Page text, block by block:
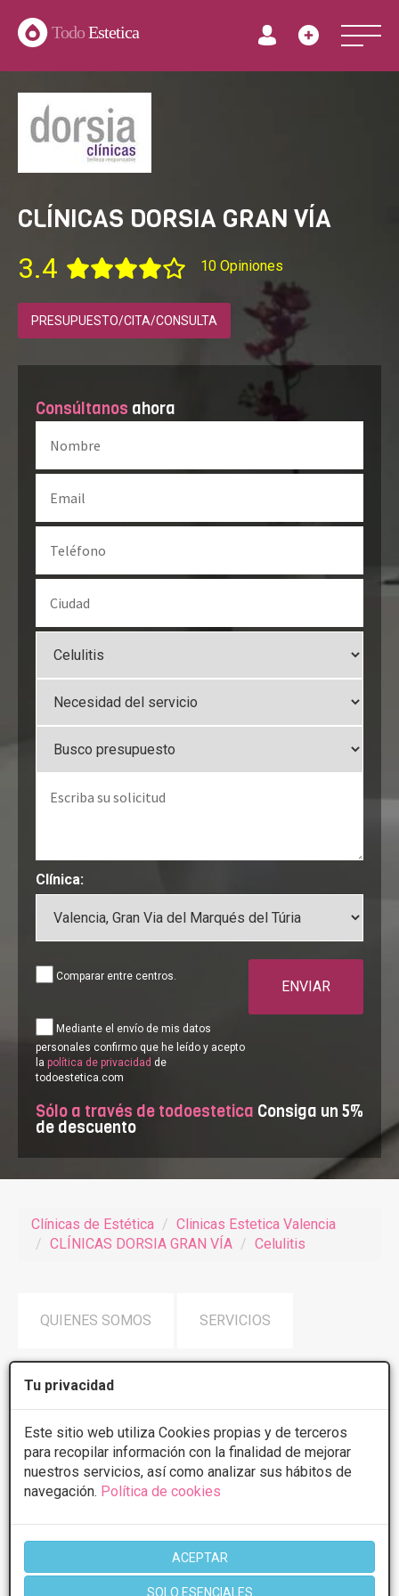
Tu privacidad
Este sitio web utiliza Cookies propias y de terceros
para recopilar información con la finalidad de mejorar
nuestros servicios, así como analizar sus hábitos de
navegación. Política de cookies
ACEPTAR
SOLO ESENCIALES
TodoEstetica
CLÍNICAS DORSIA GRAN VÍA
3.4
10 Opiniones
PRESUPUESTO/CITA/CONSULTA
Consúltanos ahora
Clínica:
Comparar entre centros.
Mediante el envío de mis datos
personales confirmo que he leído y acepto
la política de privacidad de
todoestetica.com
ENVIAR
Sólo a través de todoestetica Consiga un 5%
de descuento
Clínicas de Estética
Clinicas Estetica Valencia
CLÍNICAS DORSIA GRAN VÍA
Celulitis
QUIENES SOMOS SERVICIOS
OFERTAS
CelulitisCLÍNICAS DORSIA
GRAN VÍA
La celulitis es el término extendido a nivel estético para
nombrar el aspecto rugoso e irregular de la piel.